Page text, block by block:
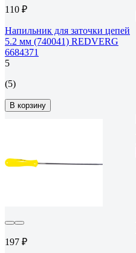
110 ₽
Напильник для заточки цепей
5.2 мм (740041) REDVERG
6684371
5
(5)
В корзину
197 ₽